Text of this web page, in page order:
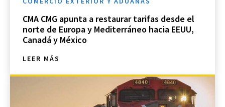
CMA CMG apunta a restaurar tarifas desde el
norte de Europa y Mediterráneo hacia EEUU,
Canadá y México
LEER MÁS